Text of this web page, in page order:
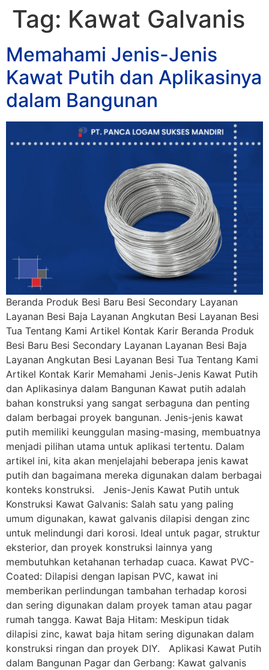
Tag: Kawat Galvanis
Memahami Jenis-Jenis
Kawat Putih dan Aplikasinya
dalam Bangunan
Beranda Produk Besi Baru Besi Secondary Layanan
Layanan Besi Baja Layanan Angkutan Besi Layanan Besi
Tua Tentang Kami Artikel Kontak Karir Beranda Produk
Besi Baru Besi Secondary Layanan Layanan Besi Baja
Layanan Angkutan Besi Layanan Besi Tua Tentang Kami
Artikel Kontak Karir Memahami Jenis-Jenis Kawat Putih
dan Aplikasinya dalam Bangunan Kawat putih adalah
bahan konstruksi yang sangat serbaguna dan penting
dalam berbagai proyek bangunan. Jenis-jenis kawat
putih memiliki keunggulan masing-masing, membuatnya
menjadi pilihan utama untuk aplikasi tertentu. Dalam
artikel ini, kita akan menjelajahi beberapa jenis kawat
putih dan bagaimana mereka digunakan dalam berbagai
konteks konstruksi. Jenis-Jenis Kawat Putih untuk
Konstruksi Kawat Galvanis: Salah satu yang paling
umum digunakan, kawat galvanis dilapisi dengan zinc
untuk melindungi dari korosi. Ideal untuk pagar, struktur
eksterior, dan proyek konstruksi lainnya yang
membutuhkan ketahanan terhadap cuaca. Kawat PVC-
Coated: Dilapisi dengan lapisan PVC, kawat ini
memberikan perlindungan tambahan terhadap korosi
dan sering digunakan dalam proyek taman atau pagar
rumah tangga. Kawat Baja Hitam: Meskipun tidak
dilapisi zinc, kawat baja hitam sering digunakan dalam
konstruksi ringan dan proyek DIY. Aplikasi Kawat Putih
dalam Bangunan Pagar dan Gerbang: Kawat galvanis